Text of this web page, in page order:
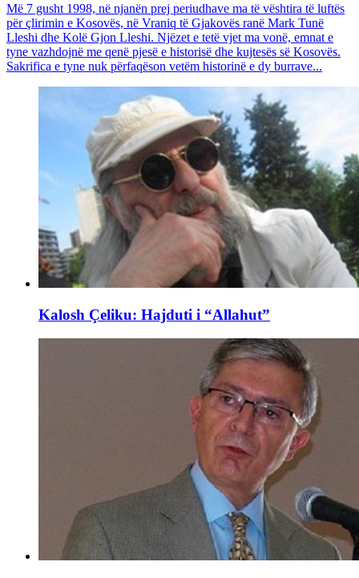
Më 7 gusht 1998, në njanën prej periudhave ma të vështira të luftës
për çlirimin e Kosovës, në Vraniq të Gjakovës ranë Mark Tunë
Lleshi dhe Kolë Gjon Lleshi. Njëzet e tetë vjet ma vonë, emnat e
tyne vazhdojnë me qenë pjesë e historisë dhe kujtesës së Kosovës.
Sakrifica e tyne nuk përfaqëson vetëm historinë e dy burrave...
Kalosh Çeliku: Hajduti i “Allahut”